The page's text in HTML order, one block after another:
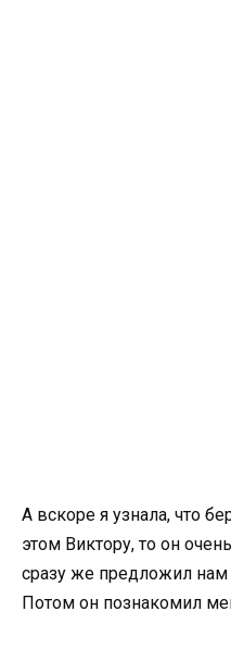
А вскоре я узнала, что
этом Виктору, то он
сразу же предложил нам
Потом он познакомил